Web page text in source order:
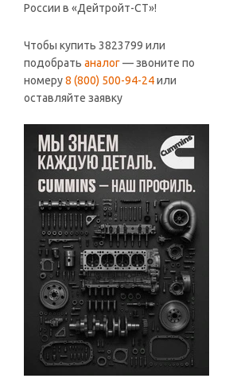
России в «Дейтройт-СТ»!
Чтобы купить 3823799 или
подобрать аналог— звоните по
номеру8 (800) 500-94-24или
оставляйте заявку